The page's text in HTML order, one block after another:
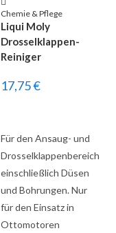
Chemie & Pflege
Liqui Moly
Drosselklappen-
Reiniger
17,75€
Für den Ansaug- und
Drosselklappenbereich
einschließlich Düsen
und Bohrungen. Nur
für den Einsatz in
Ottomotoren